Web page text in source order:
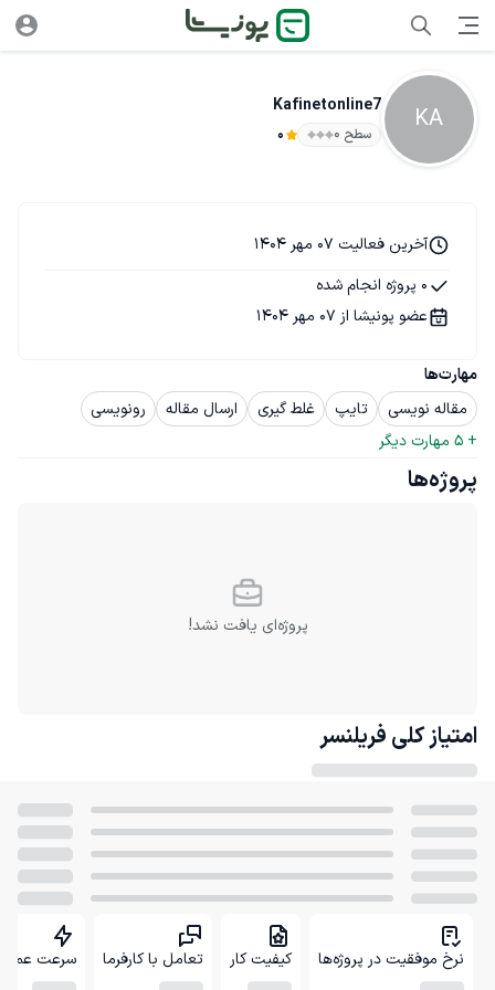
KA
Kafinetonline7
سطح ۰ 0
مهارت‌ها
مقاله نویسی
تایپ غلط گیری ارسال مقاله
رونویسی
+
5 مهارت دیگر
آخرین فعالیت 07 مهر 1404
0 پروژه انجام شده
عضو پونیشا از 07 مهر 1404
پروژه‌ها
پروژه‌ای یافت نشد!
امتیاز کلی فریلنسر
نرخ موفقیت در پروژه‌ها کیفیت کار تعامل با کارفرما سرعت عمل